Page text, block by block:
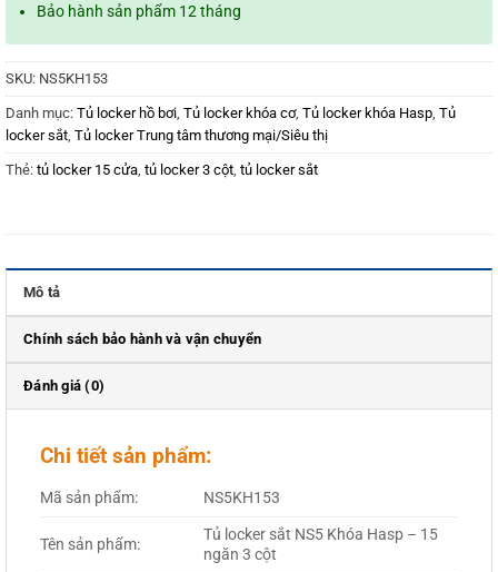
Bảo hành sản phẩm 12 tháng
SKU: NS5KH153
Danh mục: Tủ locker hồ bơi Tủ locker khóa cơ, Tủ locker khóa Hasp Tủ
locker sắt Tủ locker Trung tâm thương mại/Siêu thị
Thẻ: tủ locker 15 cửa tủ locker 3 cột tủ locker sắt
Mô tả
Chính sách bảo hành và vận chuyển
Đánh giá (0)
Chi tiết sản phẩm:
Mã sản phẩm: NS5KH153
Tên sản phẩm:
Tủ locker sắt NS5 Khóa Hasp – 15
ngăn 3 cột